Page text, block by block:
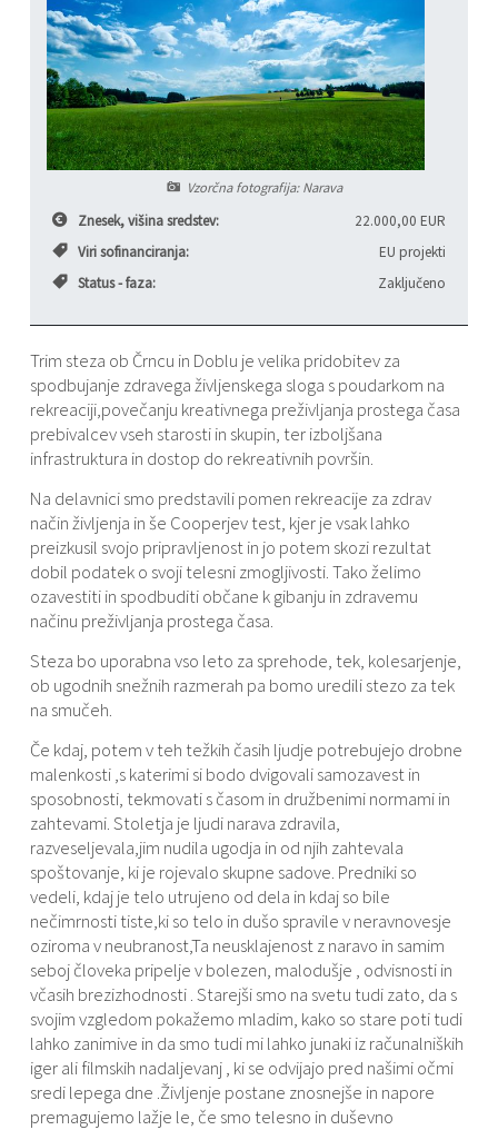
Vzorčna fotografija: Narava
Znesek, višina sredstev:
22.000,00 EUR
Viri sofinanciranja:
EU projekti
Status - faza:
Zaključeno
Trim steza ob Črncu in Doblu je velika pridobitev za
spodbujanje zdravega življenskega sloga s poudarkom na
rekreaciji,povečanju kreativnega preživljanja prostega časa
prebivalcev vseh starosti in skupin, ter izboljšana
infrastruktura in dostop do rekreativnih površin.
Na delavnici smo predstavili pomen rekreacije za zdrav
način življenja in še Cooperjev test, kjer je vsak lahko
preizkusil svojo pripravljenost in jo potem skozi rezultat
dobil podatek o svoji telesni zmogljivosti. Tako želimo
ozavestiti in spodbuditi občane k gibanju in zdravemu
načinu preživljanja prostega časa.
Steza bo uporabna vso leto za sprehode, tek, kolesarjenje,
ob ugodnih snežnih razmerah pa bomo uredili stezo za tek
na smučeh.
Če kdaj, potem v teh težkih časih ljudje potrebujejo drobne
malenkosti ,s katerimi si bodo dvigovali samozavest in
sposobnosti, tekmovati s časom in družbenimi normami in
zahtevami. Stoletja je ljudi narava zdravila,
razveseljevala,jim nudila ugodja in od njih zahtevala
spoštovanje, ki je rojevalo skupne sadove. Predniki so
vedeli, kdaj je telo utrujeno od dela in kdaj so bile
nečimrnosti tiste,ki so telo in dušo spravile v neravnovesje
oziroma v neubranost,Ta neusklajenost z naravo in samim
seboj človeka pripelje v bolezen, malodušje , odvisnosti in
včasih brezizhodnosti . Starejši smo na svetu tudi zato, da s
svojim vzgledom pokažemo mladim, kako so stare poti tudi
lahko zanimive in da smo tudi mi lahko junaki iz računalniških
iger ali filmskih nadaljevanj , ki se odvijajo pred našimi očmi
sredi lepega dne .Življenje postane znosnejše in napore
premagujemo lažje le, če smo telesno in duševno
Varstvo osebnih podatkov
Informacije javnega značaja
Občinski časopis "Mali Rijtar"
Občinski predpisi
Galerija slik
Projekti občine
Druge koristne povezave